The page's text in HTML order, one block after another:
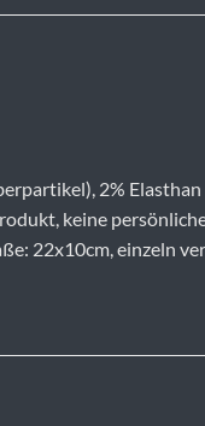
2% Elasthan
keine
22x10cm, einzeln